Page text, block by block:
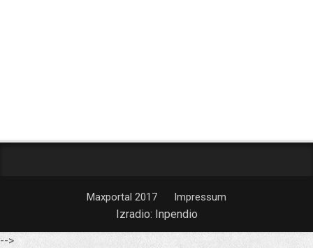
Maxportal 2017 Impressum
Izradio: Inpendio
-->